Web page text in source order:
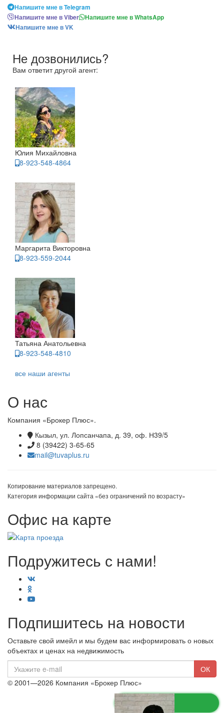
Напишите мне в Telegram
Напишите мне в Viber
Напишите мне в WhatsApp
Напишите мне в VK
Не дозвонились?
Вам ответит другой агент:
Юлия Михайловна
8-923-548-4864
Маргарита Викторовна
8-923-559-2044
Татьяна Анатольевна
8-923-548-4810
все наши агенты
О нас
Компания «Брокер Плюс».
Кызыл, ул. Лопсанчапа, д. 39, оф. Н39/5
8 (39422) 3-65-65
mail@tuvaplus.ru
Копирование материалов запрещено.
Категория информации сайта «без ограничений по возрасту»
Офис на карте
Подружитесь с нами!
Подпишитесь на новости
Оставьте свой имейл и мы будем вас информировать о новых
объектах и ценах на недвижимость
mail
ОК
© 2001—2026 Компания «Брокер Плюс»
Ограничение ответственности